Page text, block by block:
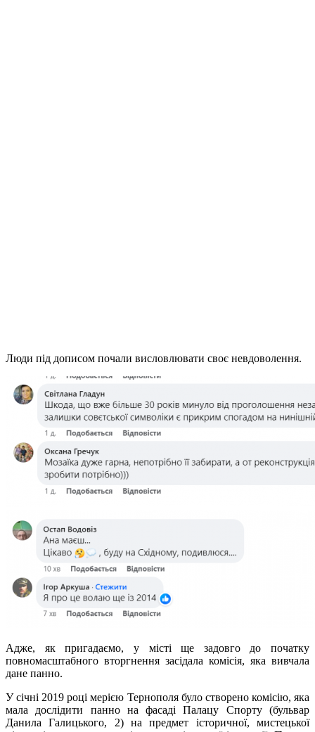
Люди під дописом почали висловлювати своє невдоволення.
Адже, як пригадаємо, у місті ще задовго до початку
повномасштабного вторгнення засідала комісія, яка вивчала
дане панно.
У січні 2019 році мерією Тернополя було створено комісію, яка
мала дослідити панно на фасаді Палацу Спорту (бульвар
Данила Галицького, 2) на предмет історичної, мистецької